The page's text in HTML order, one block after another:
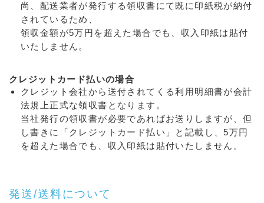
尚、配送業者が発行する領収書にて既に印紙税が納付
されているため、
領収金額が5万円を超えた場合でも、収入印紙は貼付
いたしません。
クレジットカード払いの場合
クレジット会社から送付されてくる利用明細書が会計
法規上正式な領収書となります。
当社発行の領収書が必要であればお送りしますが、但
し書きに「クレジットカード払い」と記載し、5万円
を超えた場合でも、収入印紙は貼付いたしません。
発送/送料について